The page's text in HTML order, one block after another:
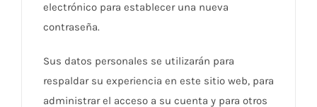
electrónico para establecer una nueva
contraseña.
Sus datos personales se utilizarán para
respaldar su experiencia en este sitio web, para
administrar el acceso a su cuenta y para otros